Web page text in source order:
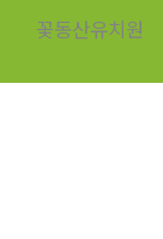
츠
꽃동산유치원